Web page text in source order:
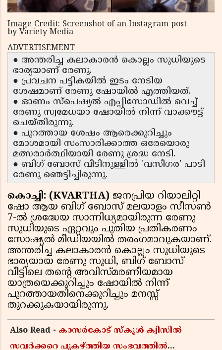
Image Credit: Screenshot of an Instagram post
by Variety Media
ADVERTISEMENT
● അന്തരിച്ച കലാകാരൻ കൊല്ലം സുധിയുടെ
ഭാര്യയാണ് രേണു.
● പ്രവചന പട്ടികയിൽ ഇടം നേടിയ
ശേഷമാണ് രേണു ഷോയിൽ എത്തിയത്.
● ഓണം സ്പെഷ്യൽ എപ്പിസോഡിൽ വെച്ച്
രേണു സ്വമേധയാ ഷോയിൽ നിന്ന് വാക്കൗട്ട്
ചെയ്തിരുന്നു.
● പുറത്തായ ശേഷം ആരെക്കുറിച്ചും
മോശമായി സംസാരിക്കാത്ത ഒരേയൊരു
മത്സരാർത്ഥിയായി രേണു ശ്രദ്ധ നേടി.
● ബിഗ് ബോസ് വീടിനുള്ളിൽ 'വസീഗര' പാടി
രേണു ഞെട്ടിച്ചിരുന്നു.
കൊച്ചി: (KVARTHA) ജനപ്രിയ റിയാലിറ്റി
ഷോ ആയ ബിഗ് ബോസ് മലയാളം സീസൺ
7-ൽ ശ്രദ്ധേയ സാന്നിധ്യമായിരുന്ന രേണു
സുധിയുടെ ഏറ്റവും പുതിയ പ്രതികരണം
സോഷ്യൽ മീഡിയയിൽ തരംഗമാവുകയാണ്.
അന്തരിച്ച കലാകാരൻ കൊല്ലം സുധിയുടെ
ഭാര്യയായ രേണു സുധി, ബിഗ് ബോസ്
വീട്ടിലെ തന്റെ അവിസ്മരണീയമായ
യാത്രയെക്കുറിച്ചും ഷോയിൽ നിന്ന്
പുറത്തായതിനെക്കുറിച്ചും മനസ്സ്
തുറക്കുകയായിരുന്നു.
Also Read - കാസർകോട് സ്കൂൾ ക്വിസിൽ
സവർക്കറെ പുകഴ്ത്തിയ സംഭവത്തിൽ